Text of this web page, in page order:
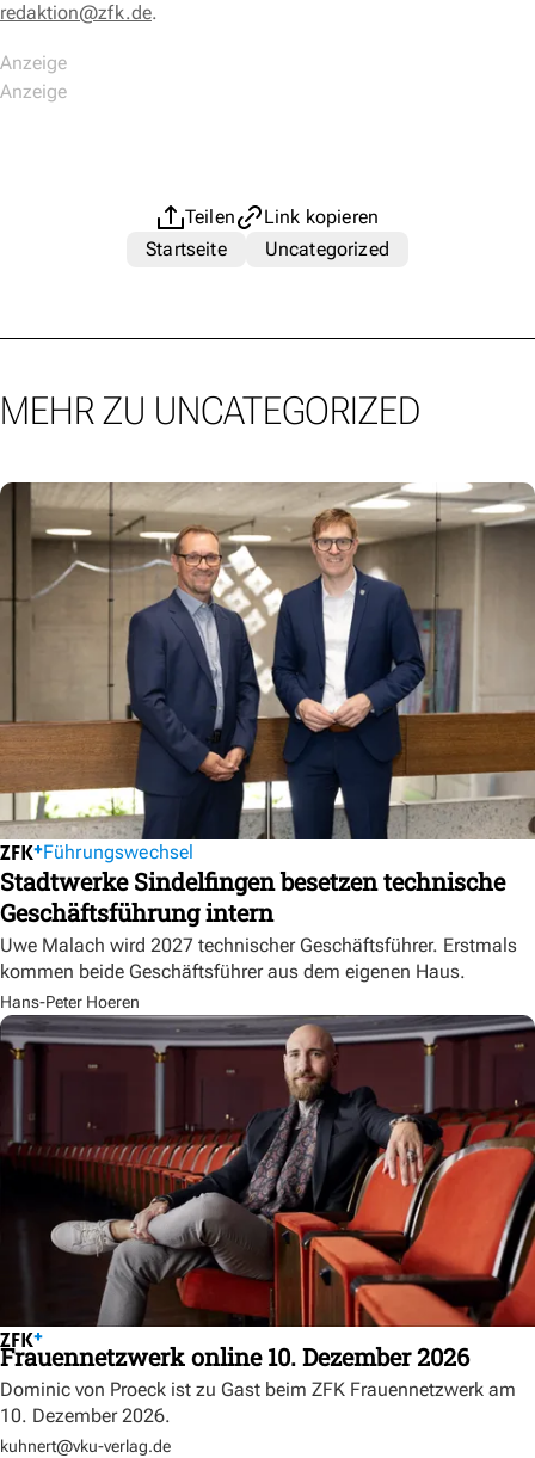
redaktion@zfk.de.
Teilen
Link kopieren
Startseite
Uncategorized
MEHR ZU UNCATEGORIZED
Führungswechsel
Stadtwerke Sindelfingen besetzen technische
Geschäftsführung intern
Uwe Malach wird 2027 technischer Geschäftsführer. Erstmals
kommen beide Geschäftsführer aus dem eigenen Haus.
Hans-Peter Hoeren
Frauennetzwerk online 10. Dezember 2026
Dominic von Proeck ist zu Gast beim ZFK Frauennetzwerk am
10. Dezember 2026.
kuhnert@vku-verlag.de